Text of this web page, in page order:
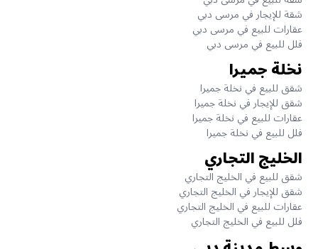
شقة للإيجار في مرسى دبي
عقارات للبيع في مرسى دبي
فلل للبيع في مرسى دبي
نخلة جميرا
شقق للبيع في نخلة جميرا
شقق للإيجار في نخلة جميرا
عقارات للبيع في نخلة جميرا
فلل للبيع في نخلة جميرا
الخليج التجاري
شقق للبيع في الخليج التجاري
شقق للإيجار في الخليج التجاري
عقارات للبيع في الخليج التجاري
فلل للبيع في الخليج التجاري